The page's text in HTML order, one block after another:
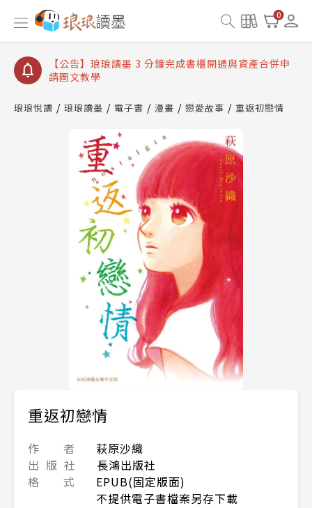
0
【公告】琅琅讀墨數位閱讀資產合併與書櫃開通申請
【公告】琅琅讀墨書櫃開通常見問題
【公告】琅琅讀墨 3 分鐘完成書櫃開通與資產合併申
請圖文教學
查詢
琅琅悅讀 琅琅讀墨 電子書 漫畫 戀愛故事 重返初戀情
重返初戀情
作 者
萩原沙織
出 版 社
長鴻出版社
格 式
EPUB(固定版面)
不提供電子書檔案另存下載